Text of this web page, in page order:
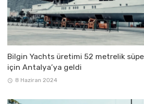
Bilgin Yachts üretimi 52 metrelik
için Antalya’ya geldi
8 Haziran 2024